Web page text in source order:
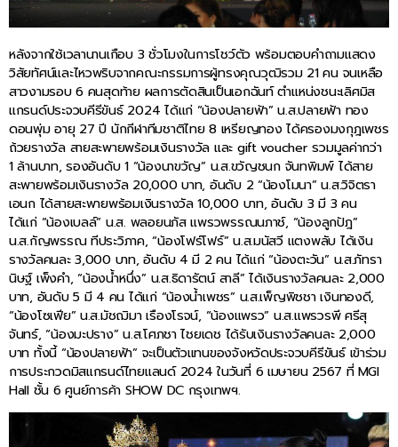
หลังจากใช้เวลานานเกือบ 3 ชั่วโมงในการโชว์ตัว พร้อมตอบคำถามแสดง
วิสัยทัศน์และไหวพริบจากคณะกรรมการผู้ทรงคุณวุฒิรวม 21 คน จนเหลือ
สาวงามรอบ 6 คนสุดท้าย ผลการตัดสินเป็นเอกฉันท์ ตำแหน่งชนะเลิศมิส
แกรนด์ประจวบคีรีขันธ์ 2024 ได้แก่ “น้องปลายฟ้า” น.ส.ปลายฟ้า ทอง
ดอนพุ่ม อายุ 27 ปี นักกีฬาทีมชาติไทย 8 เหรียญทอง ได้ครองมงกุฎเพชร
ถ้วยรางวัล สายสะพายพร้อมเงินรางวัล และ gift voucher รวมมูลค่ากว่า
1 ล้านบาท, รองอันดับ 1 “น้องนาขวัญ” น.ส.ขวัญชนก จันทพิมพ์ ได้สาย
สะพายพร้อมเงินรางวัล 20,000 บาท, อันดับ 2 “น้องโมนา” น.ส.วิจิตรา
เอนก ได้สายสะพายพร้อมเงินรางวัล 10,000 บาท, อันดับ 3 มี 3 คน
ได้แก่ “น้องเบลล์” น.ส. พลอยนภัส แพรวพรรณนภาช์, “น้องลูกปัฎ”
น.ส.กัญพรรณ ทีประวิภาค, “น้องโฟร์โฟร์” น.ส.มนัสวี แตงพลับ ได้เงิน
รางวัลคนละ 3,000 บาท, อันดับ 4 มี 2 คน ได้แก่ “น้องตะวัน” น.ส.ภัทรา
นิษฐ์ เพ็งคำ, “น้องน้ำหนึ่ง” น.ส.ธิดารัตน์ สาลี” ได้เงินรางวัลคนละ 2,000
บาท, อันดับ 5 มี 4 คน ได้แก่ “น้องน้ำเพชร” น.ส.เพ็ญพิชชา เงินทองดี,
“น้องโซเฟีย” น.ส.มัชฌิมา เรืองโรจน์, “น้องแพรว” น.ส.แพรวรพี ศรีสุ
จันทร์, “น้องมะปราง” น.ส.โศภชา ไชยเดช ได้รับเงินรางวัลคนละ 2,000
บาท ทั้งนี้ “น้องปลายฟ้า” จะเป็นตัวแทนของจังหวัดประจวบคีรีขันธ์ เข้าร่วม
การประกวดมิสแกรนด์ไทยแลนด์ 2024 ในวันที่ 6 เมษายน 2567 ที่ MGI
Hall ชั้น 6 ศูนย์การค้า SHOW DC กรุงเทพฯ.